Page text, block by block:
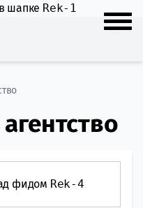
шапке Rek-1
фидом Rek-4